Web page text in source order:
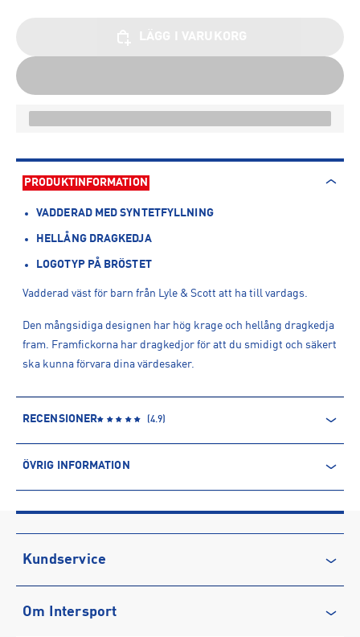
PRODUKTINFORMATION
VADDERAD MED SYNTETFYLLNING
HELLÅNG DRAGKEDJA
LOGOTYP PÅ BRÖSTET
Vadderad väst för barn från Lyle & Scott att ha till vardags.
Den mångsidiga designen har hög krage och hellång dragkedja
fram. Framfickorna har dragkedjor för att du smidigt och säkert
ska kunna förvara dina värdesaker.
RECENSIONER (4.9)
ÖVRIG INFORMATION
Produktnummer: 1618230
Leverantörens produktnummer: JKB2008VCFL
Artikelnummer: 161823001-Jet Black
Tillverkaradress
Kundservice
Vanliga frågor & svar
Om Intersport